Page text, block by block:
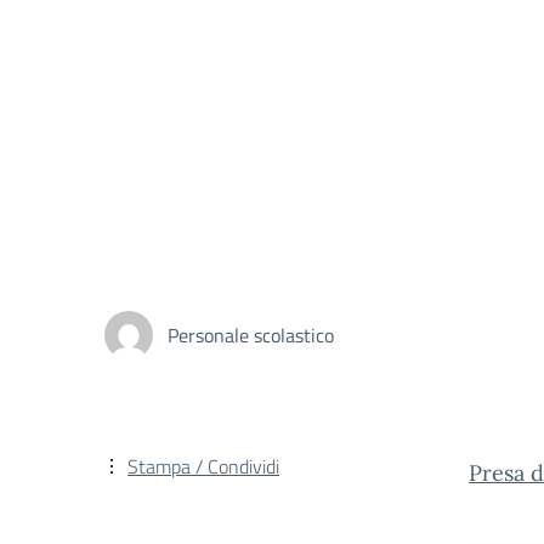
Personale scolastico
Presa
Stampa / Condividi